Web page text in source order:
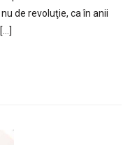
de revoluţie, ca în anii